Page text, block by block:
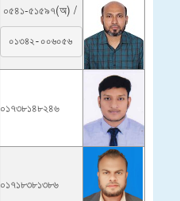
০৫৪১-৫১৫৯৭(অ) /
০১৩৪২-০০৬০৫৬
০১৭৩৮১৪৮২৪৬
০১৭১৮৩৮১৩৮৬